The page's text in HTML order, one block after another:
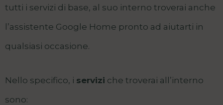
tutti i servizi di base, al suo interno troverai anche
l’assistente Google Home pronto ad aiutarti in
qualsiasi occasione.
Nello specifico, i servizi che troverai all’interno
sono: